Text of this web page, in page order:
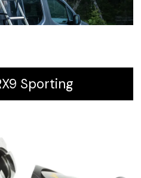
Sporting